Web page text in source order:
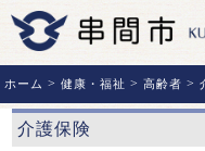
ホーム >健康・福祉 >高齢者 >
介護保険